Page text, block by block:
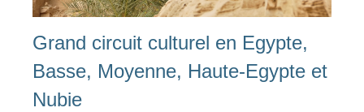
Grand circuit culturel en Egypte,
Basse, Moyenne, Haute-Egypte et
Nubie